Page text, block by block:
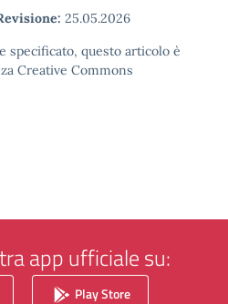
25.05.2026
specificato, questo articolo è
Creative Commons
app ufficiale su:
Play Store